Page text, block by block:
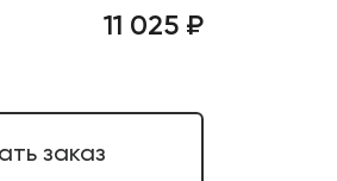
11 025 ₽
заказ